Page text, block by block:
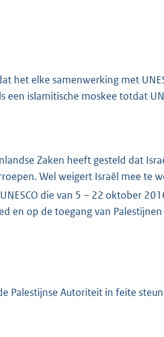
het elke samenwerking met
een islamitische moskee totdat
Zaken heeft gesteld dat
Wel weigert Israël mee te
die van 5 – 22 oktober
en op de toegang van
Palestijnse Autoriteit in feite